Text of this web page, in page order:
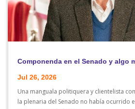
Componenda en el Senado y algo
Jul 26, 2026
Una manguala politiquera y clientelista
la plenaria del Senado no había ocurrido